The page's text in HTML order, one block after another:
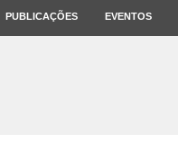
PUBLICAÇÕES EVENTOS